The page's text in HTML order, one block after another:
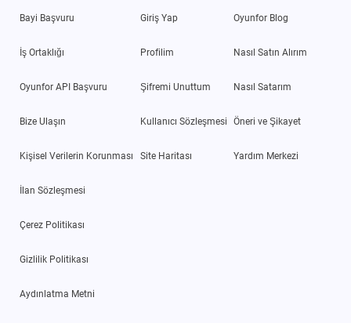
Bayi Başvuru
İş Ortaklığı
Oyunfor API Başvuru
Bize Ulaşın
Kişisel Verilerin Korunması
İlan Sözleşmesi
Çerez Politikası
Gizlilik Politikası
Aydınlatma Metni
Giriş Yap
Profilim
Şifremi Unuttum
Kullanıcı Sözleşmesi
Site Haritası
Oyunfor Blog
Nasıl Satın Alırım
Nasıl Satarım
Öneri ve Şikayet
Yardım Merkezi